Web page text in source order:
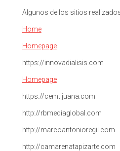
Algunos de los sitios
Home
Homepage
https://innovadialisis.com
Homepage
https://cemtijuana.com
http://rbmediaglobal.com
http://marcoantonioregil.com
http://camarenatapizarte.com